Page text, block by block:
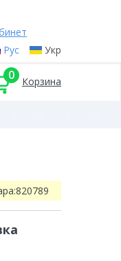
Рус Укр
0 Корзина
820789